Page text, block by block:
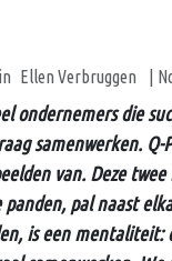
in Ellen Verbruggen |
ondernemers die
samenwerken.
van. Deze
pal naast
is een mentaliteit: